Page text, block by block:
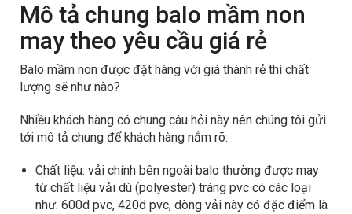
Mô tả chung balo mầm non
may theo yêu cầu giá rẻ
Balo mầm non được đặt hàng với giá thành rẻ thì chất
lượng sẽ như nào?
Nhiều khách hàng có chung câu hỏi này nên chúng tôi gửi
tới mô tả chung để khách hàng nắm rõ:
Chất liệu: vải chính bên ngoài balo thường được may
từ chất liệu vải dù (polyester) tráng pvc có các loại
như: 600d pvc, 420d pvc, dòng vải này có đặc điểm là